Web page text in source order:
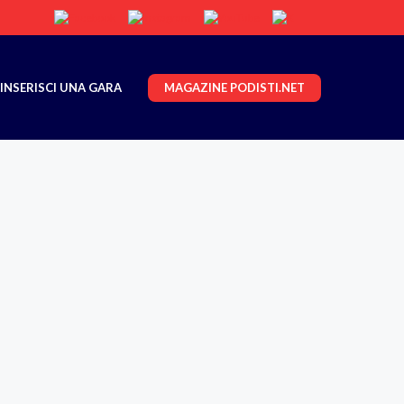
INSERISCI UNA GARA MAGAZINE PODISTI.NET